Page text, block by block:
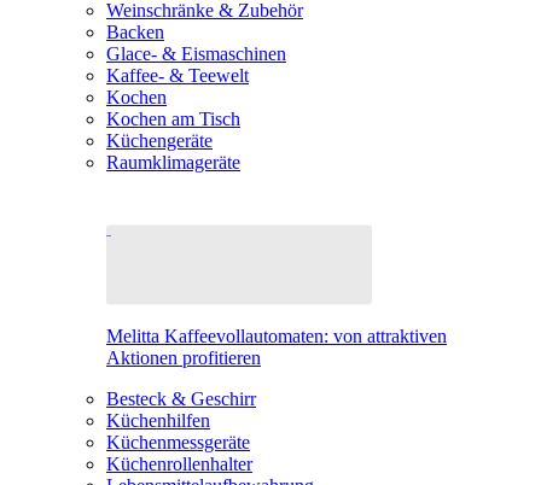
Weinschränke & Zubehör
Backen
Glace- & Eismaschinen
Kaffee- & Teewelt
Kochen
Kochen am Tisch
Küchengeräte
Raumklimageräte
Melitta Kaffeevollautomaten: von attraktiven
Aktionen profitieren
Besteck & Geschirr
Küchenhilfen
Küchenmessgeräte
Küchenrollenhalter